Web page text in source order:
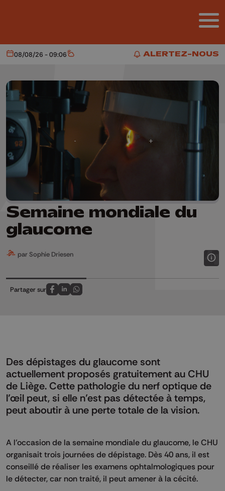
ALERTEZ-NOUS
ALERTEZ-NOUS
Aujourd'hui
08/08/26 - 09:06 Météo
Semaine mondiale du
glaucome
par Sophie Driesen
Partager sur
Partagez sur FaceBook
Partagez sur LinkedIn
Partagez sur Whatsapp
Des dépistages du glaucome sont
actuellement proposés gratuitement au CHU
de Liège. Cette pathologie du nerf optique de
l’œil peut, si elle n’est pas détectée à temps,
peut aboutir à une perte totale de la vision.
A l’occasion de la semaine mondiale du glaucome, le CHU
organisait trois journées de dépistage. Dès 40 ans, il est
conseillé de réaliser les examens ophtalmologiques pour
le détecter, car non traité, il peut amener à la cécité.